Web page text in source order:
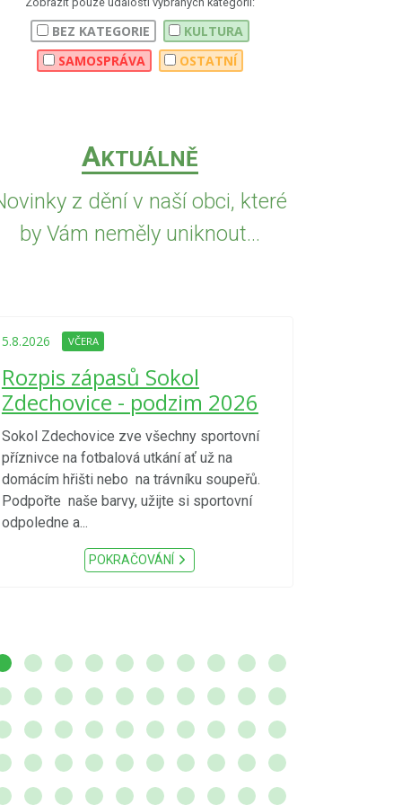
BEZ KATEGORIE
KULTURA
SAMOSPRÁVA
OSTATNÍ
AKTUÁLNĚ
z dění v naší obci, které
by Vám neměly uniknout...
5.8.2026 VČERA
Rozpis zápasů Sokol
Zdechovice - podzim 2026
Sokol Zdechovice zve všechny sportovní
příznivce na fotbalová utkání ať už na
domácím hřišti nebo na trávníku soupeřů.
Podpořte naše barvy, užijte si sportovní
odpoledne a...
POKRAČOVÁNÍ